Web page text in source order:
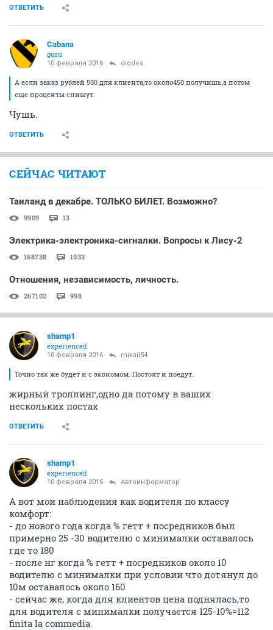
ОТВЕТИТЬ
Cabana
guru
10 февраля 2016 diodes
А если заказ рублей 500 для клиента,то около450 получишь,а потом
еще проценты спишут.
Чушь.
ОТВЕТИТЬ
СЕЙЧАС ЧИТАЮТ
Таиланд в декабре. ТОЛЬКО БИЛЕТ. Возможно?
9909 13
Электрика-электроника-сигналки. Вопросы к Лису-2
168738 1033
Отношения, независимость, личность.
267102 998
shamp1
experienced
10 февраля 2016 mixail54
Точно так же будет и с экономом. Постоят и поедут.
жирный троллинг,одно да потому в ваших
нескольких постах
ОТВЕТИТЬ
shamp1
experienced
10 февраля 2016 Автоинформатор
А вот мои наблюдения как водителя по классу
комфорт:
- до нового года когда % гетт + посредников был
примерно 25 -30 водителю с минималки оставалось
где то 180
- после нг когда % гетт + посредников около 10
водителю с минималки при условии что дотянул до
10м оставалось около 160
- сейчас же, когда для клиентов цена поднялась,то
для водителя с минималки получается 125-10%=112
finita la commedia